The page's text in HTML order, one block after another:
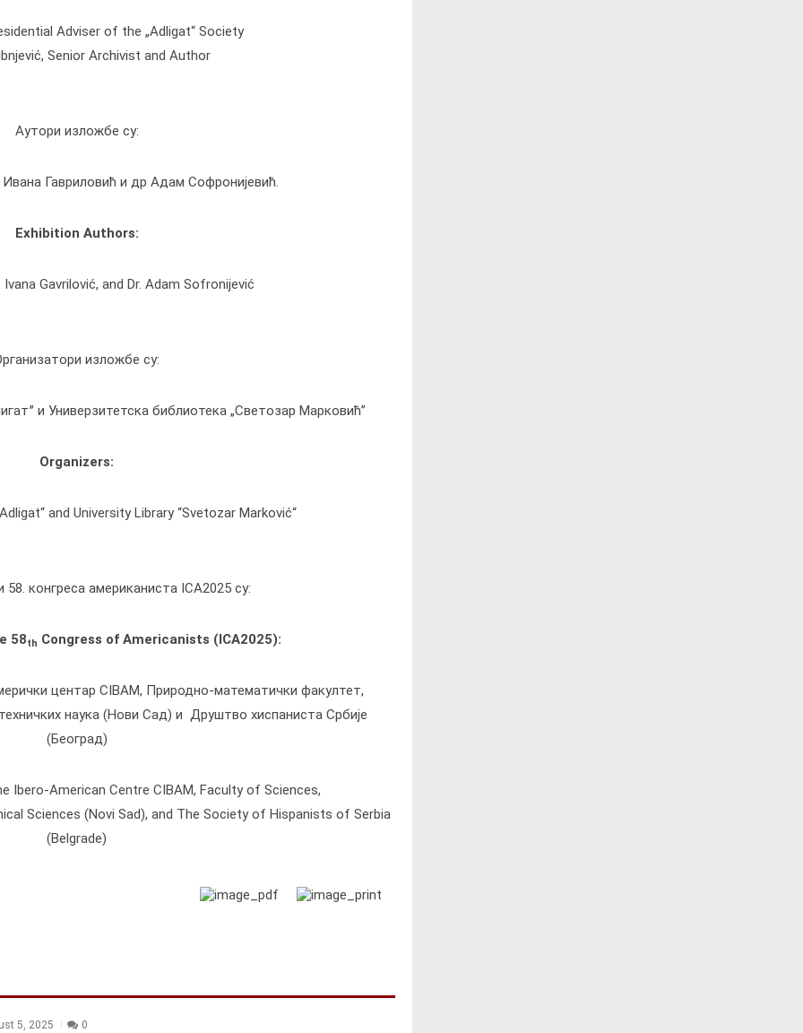
Adviser of the „Adligat“ Society
Senior Archivist and Author
Аутори изложбе су:
Гавриловић и др Адам Софронијевић.
Exhibition Authors:
Ivana Gavrilović, and Dr. Adam Sofronijević
изложбе су:
и Универзитетска библиотека „Светозар Марковић”
Organizers:
and University Library “Svetozar Marković“
58. конгреса американиста ICA2025 су:
58th Congress of Americanists (ICA2025):
центар CIBAM, Природно-математички факултет,
наука (Нови Сад) и Друштво хиспаниста Србије
(Београд)
Ibero-American Centre CIBAM, Faculty of Sciences,
Sciences (Novi Sad), and The Society of Hispanists of Serbia
(Belgrade)
5, 2025 0